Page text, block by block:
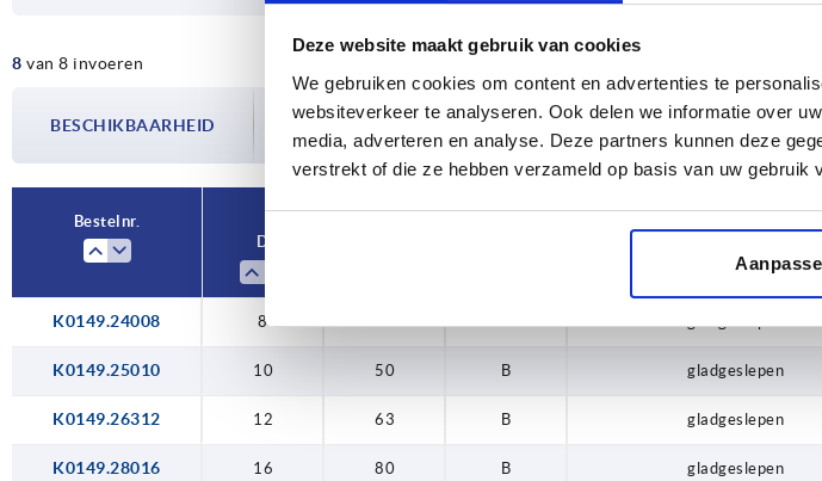
Deze website maakt gebruik van cookies
We gebruiken cookies om content en advertenties te
websiteverkeer te analyseren. Ook delen we informatie over
media, adverteren en analyse. Deze partners kunnen deze
verstrekt of die ze hebben verzameld op basis van uw gebruik
10
16
63
8 van 8 invoeren
BESCHIKBAARHEID
bijgewerkt. In de laatste stap voordat je je bestelling afrondt, word je
over de bevestigde verzenddatum.
Bestelnr.
D
K0149.24008 8
K0149.25010 10 50 B gladgeslepen
K0149.26312 12 63 B gladgeslepen
K0149.28016 16 80 B gladgeslepen